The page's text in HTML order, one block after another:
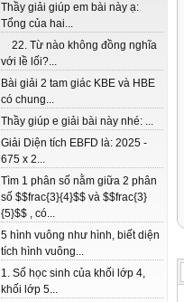
Thầy giải giúp em bài này ạ:
Tổng của hai...
22. Từ nào không đồng nghĩa
với lề lối?...
Bài giải 2 tam giác KBE và HBE
có chung...
Thầy giúp e giải bài này nhé: ...
Giải Diện tích EBFD là: 2025 -
675 x 2...
Tìm 1 phân số nằm giữa 2 phân
số $$frac{3}{4}$$ và $$frac{3}
{5}$$ , có...
5 hình vuông như hình, biết diện
tích hình vuông...
1. Số học sinh của khối lớp 4,
khối lớp 5...